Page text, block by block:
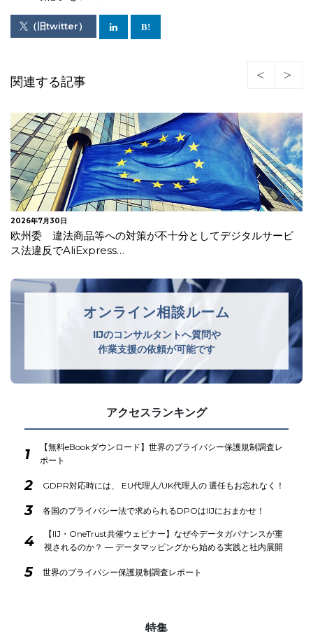
（旧twitter）
関連する記事
2026年7月30日
欧州委 違法商品等への対策が不十分としてデジタルサービ
ス法違反でAliExpress…
オンライン相談ルーム
IIJのコンサルタントへ質問や
作業支援の依頼が可能です
アクセスランキング
1
【無料eBookダウンロード】世界のプライバシー保護規制調査レ
ポート
2 GDPR対応時には、 EU代理人/UK代理人の 選任もお忘れなく！
3 各国のプライバシー法で求められるDPOはIIJにおまかせ！
4
【IIJ・OneTrust共催ウェビナー】なぜ今データガバナンスが重
視されるのか？ ― データマッピングから始める実践と社内展開
5 世界のプライバシー保護規制調査レポート
特集